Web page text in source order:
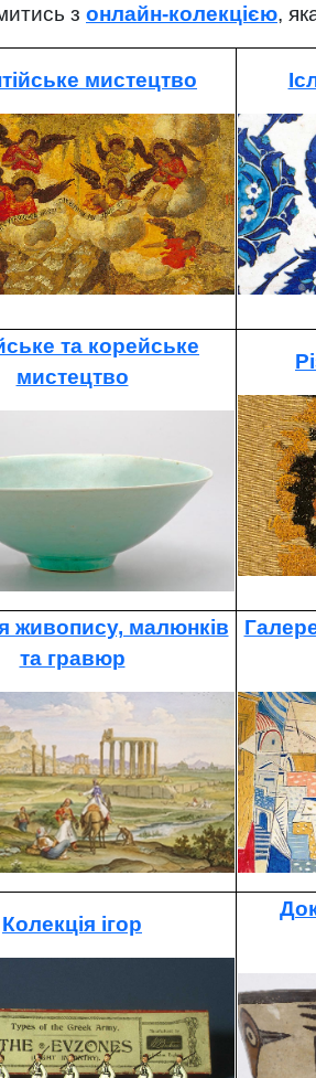
з онлайн-колекцією,
мистецтво
та корейське
мистецтво
живопису, малюнків
та гравюр
Колекція ігор